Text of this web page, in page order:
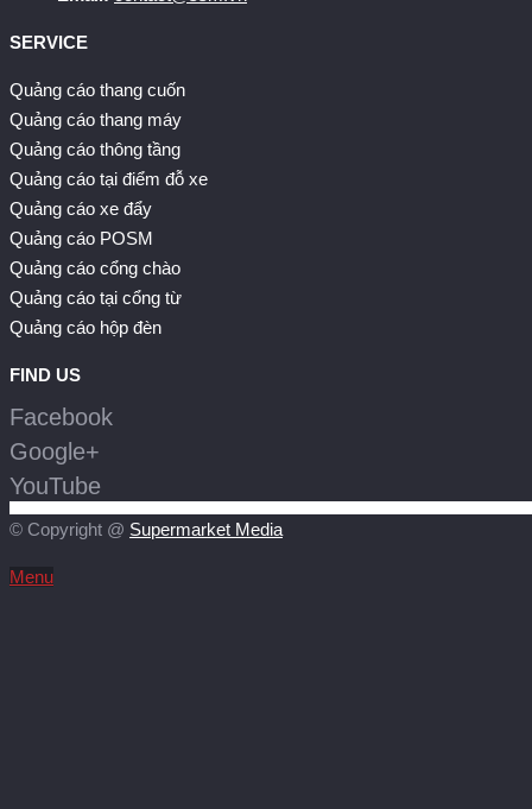
SERVICE
Quảng cáo thang cuốn
Quảng cáo thang máy
Quảng cáo thông tầng
Quảng cáo tại điểm đỗ xe
Quảng cáo xe đẩy
Quảng cáo POSM
Quảng cáo cổng chào
Quảng cáo tại cổng từ
Quảng cáo hộp đèn
FIND US
Facebook
Google+
YouTube
© Copyright @ Supermarket Media
Menu